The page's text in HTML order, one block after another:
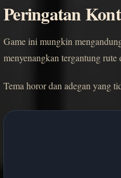
Peringatan
Game ini mungkin
menyenangkan tergantung rute
Tema horor dan adegan yang